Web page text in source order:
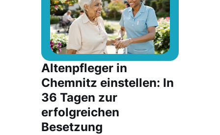
Altenpfleger in
Chemnitz einstellen: In
36 Tagen zur
erfolgreichen
Besetzung